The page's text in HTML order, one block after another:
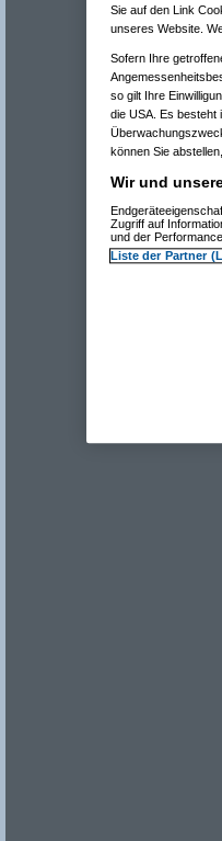
Sie auf den Link
unseres Website.
Sofern Ihre
so gilt Ihre
die USA. Es besteht
können Sie
Wir und
Zugriff auf
und der
Liste der Partner